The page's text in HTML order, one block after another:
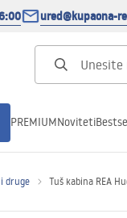
ured@kupaona-
PREMIUMNoviteti
druge Tuš kabina REA